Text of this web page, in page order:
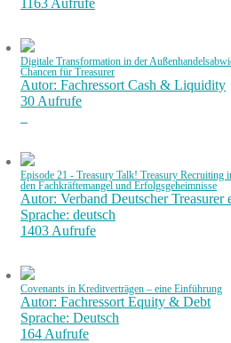
1163 Aufrufe
Digitale Transformation in der
Chancen für Treasurer
Autor: Fachressort Cash & Liquidity
30 Aufrufe
Episode 21 - Treasury Talk! Treasury Recruiting
den Fachkräftemangel und Erfolgsgeheimnisse
Autor: Verband Deutscher Treasurer
Sprache: deutsch
1403 Aufrufe
Covenants in Kreditverträgen – eine Einführung
Autor: Fachressort Equity & Debt
Sprache: Deutsch
164 Aufrufe